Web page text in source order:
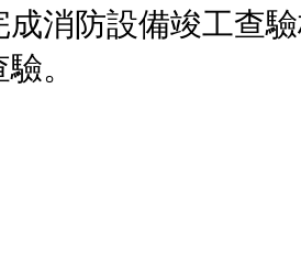
成消防設備竣工查
。